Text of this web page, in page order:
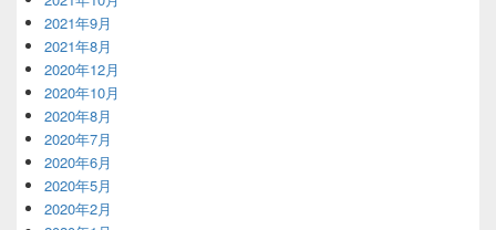
2021年9月
2021年8月
2020年12月
2020年10月
2020年8月
2020年7月
2020年6月
2020年5月
2020年2月